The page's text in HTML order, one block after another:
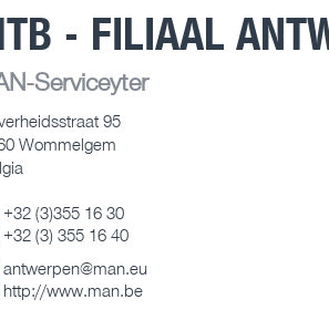
- FILIAAL
Serviceyter
95
Wommelgem
+32 (3)355 16 30
+32 (3) 355 16 40
antwerpen@man.eu
http://www.man.be